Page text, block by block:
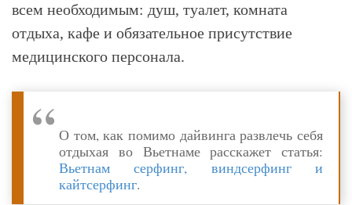
всем необходимым: душ, туалет, комната
отдыха, кафе и обязательное присутствие
медицинского персонала.
О том, как помимо дайвинга развлечь себя
отдыхая во Вьетнаме расскажет статья:
Вьетнам серфинг, виндсерфинг и
кайтсерфинг.